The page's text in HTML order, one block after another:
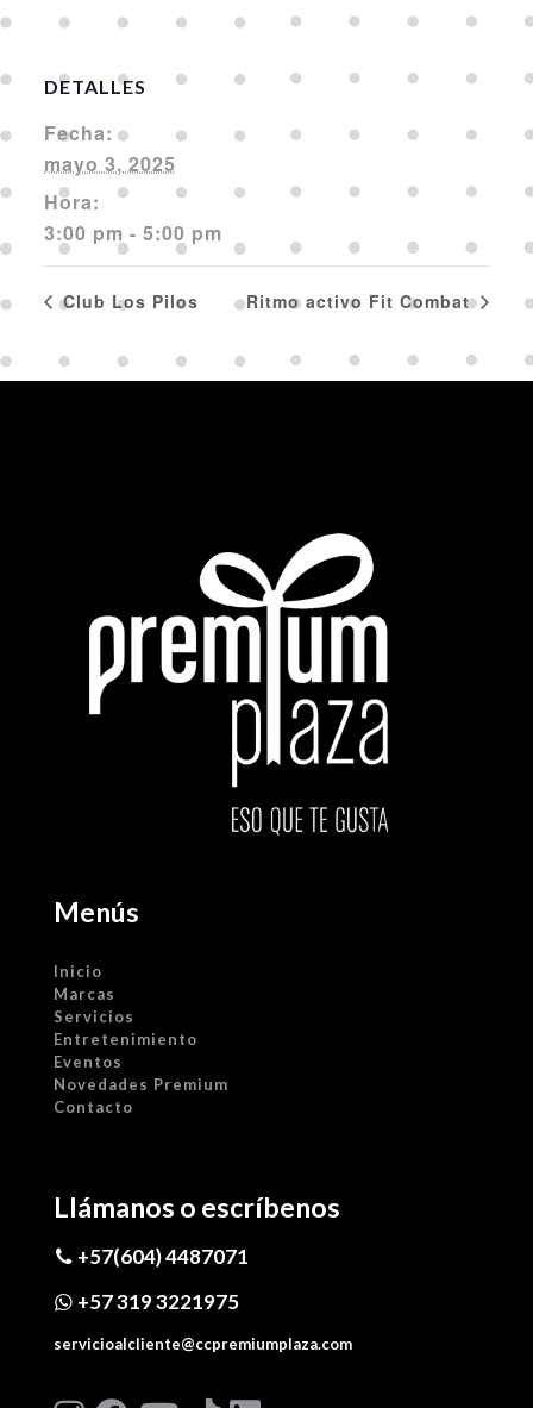
DETALLES
Fecha:
mayo 3, 2025
Hora:
3:00 pm - 5:00 pm
Club Los Pilos Ritmo activo Fit Combat
Menús
Inicio
Marcas
Servicios
Entretenimiento
Eventos
Novedades Premium
Contacto
Llámanos o escríbenos
+57(604) 4487071
+57 319 3221975
servicioalcliente@ccpremiumplaza.com